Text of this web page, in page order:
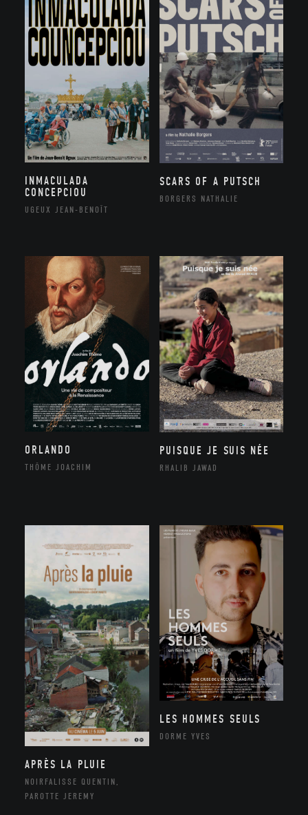
INMACULADA
CONCEPCIOU
UGEUX JEAN-BENOÎT
SCARS OF A PUTSCH
BORGERS NATHALIE
ORLANDO
THÔME JOACHIM
PUISQUE JE SUIS NÉE
RHALIB JAWAD
APRÈS LA PLUIE
NOIRFALISSE QUENTIN,
PAROTTE JEREMY
LES HOMMES SEULS
DORME YVES